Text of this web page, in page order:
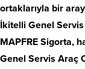
ortaklarıyla bir
İkitelli Genel Servis
MAPFRE Sigorta,
Genel Servis Araç